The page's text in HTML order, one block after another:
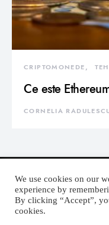
CRIPTOMONEDE
Ce este
CORNELIA
We use cookies on our
experience by
By clicking “Accept”,
cookies.